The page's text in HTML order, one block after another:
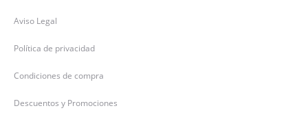
Aviso Legal
Política de privacidad
Condiciones de compra
Descuentos y Promociones